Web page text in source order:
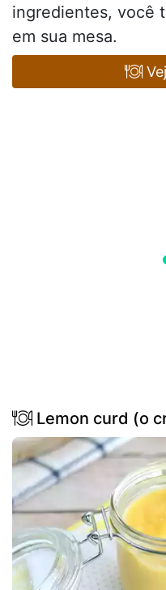
ingredientes, você
em sua mesa.
Lemon curd (o